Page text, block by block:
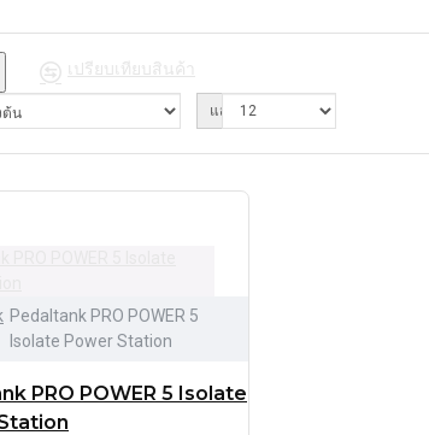
เปรียบเทียบสินค้า
แสดง:
Pedaltank PRO POWER 5
Isolate Power Station
PRO POWER 5 Isolate